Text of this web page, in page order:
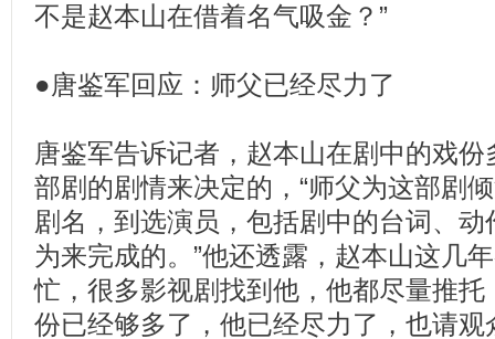
不是赵本山在借着名气吸金？”
●唐鉴军回应：师父已经尽力了
唐鉴军告诉记者，赵本山在剧中的戏
部剧的剧情来决定的，“师父为这部剧
剧名，到选演员，包括剧中的台词、
为来完成的。”他还透露，赵本山这几
忙，很多影视剧找到他，他都尽量推托
份已经够多了，他已经尽力了，也请观